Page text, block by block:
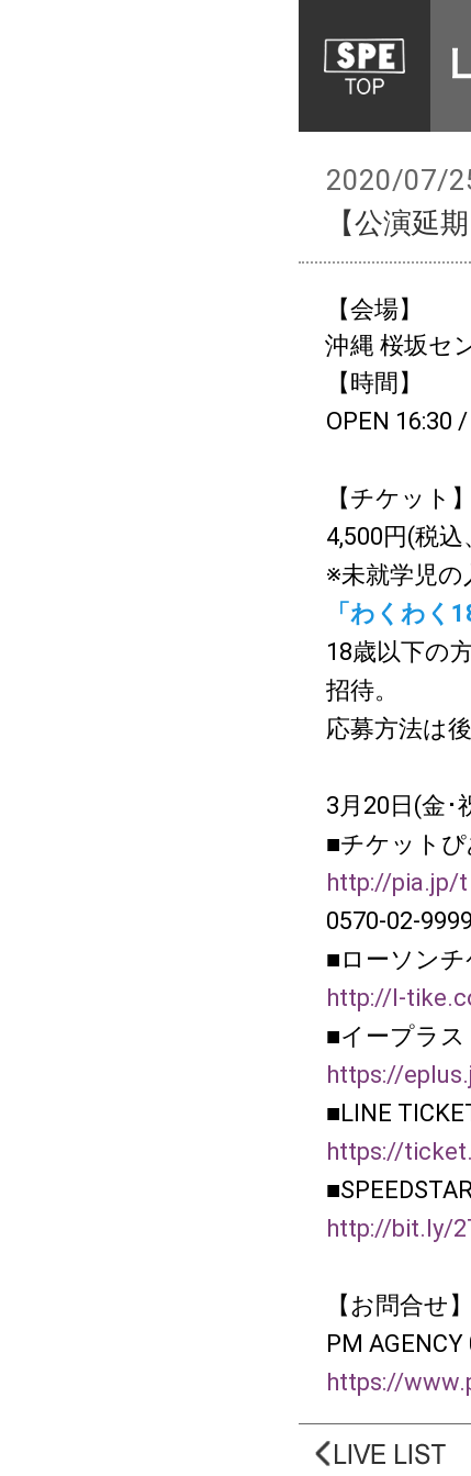
2020/07/
【公演延
【会場】
沖縄 桜坂セ
【時間】
OPEN 16:30
【チケット】
4,500円(税
※未就学児の
「わくわく
18歳以下の
招待。
応募方法は
3月20日(金･
■チケットぴ
http://pia.jp/t
0570-02-9999
■ローソンチ
http://l-
■イープラス
https://
■LINE
https://
http://bit.ly/
【お問合せ】
PM
https://